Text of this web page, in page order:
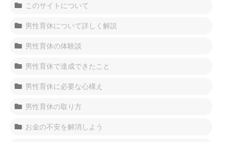
このサイトについて
男性育休について詳しく解説
男性育休の体験談
男性育休で達成できたこと
男性育休に必要な心構え
男性育休の取り方
お金の不安を解消しよう